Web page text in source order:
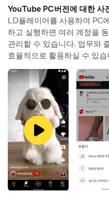
용할 수 있으며, 마우스와 키
면을 터치하는 것보다 훨씬
문제에 대해 걱정할 필요가
다중 인스턴스 및 멀티 컨트
또한 파일 전송 기능을 통해
하는 것도 매우 쉬워집니다.
컴퓨터에서 YouTube(을)를
면과 고화질의 PC 환경에서
Android 스마트폰 및 태블릿
드하세요. 가장 인기 있는 뮤
뷰티, 뉴스, 학습 등에 이르
확인할 수 있습니다. 좋아하
YouTube PC버전에 대한 사
LD플레이어를 사용하여 PC
하고 실행하면 여러 계정을
관리할 수 있습니다. 업무와
효율적으로 활용하실 수 있습